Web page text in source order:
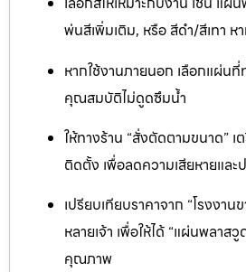
พ่นสีเพิ่มเติม, หรือ สีดำ/สีเทา ห
หากใช้งานภายนอก เลือกแผ่น
คุณสมบัติไม่ดูดซึมน้ำ
ให้ทางร้าน “สั่งตัดตามขนาด”
ติดตั้ง เพื่อลดความเสียหายและ
เปรียบเทียบราคาจาก “โรงงา
หลายเจ้า เพื่อให้ได้ “แผ่นพลาส
คุณภาพ